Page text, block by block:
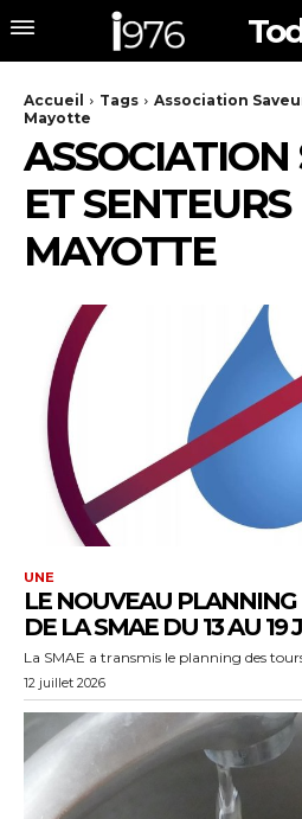
Accueil Tags
Association
Mayotte
ASSOCIATION
ET
MAYOTTE
UNE
LE NOUVEAU PLANNING
DE LA SMAE DU 13 AU 19
La SMAE a transmis le planning des tours
12 juillet 2026